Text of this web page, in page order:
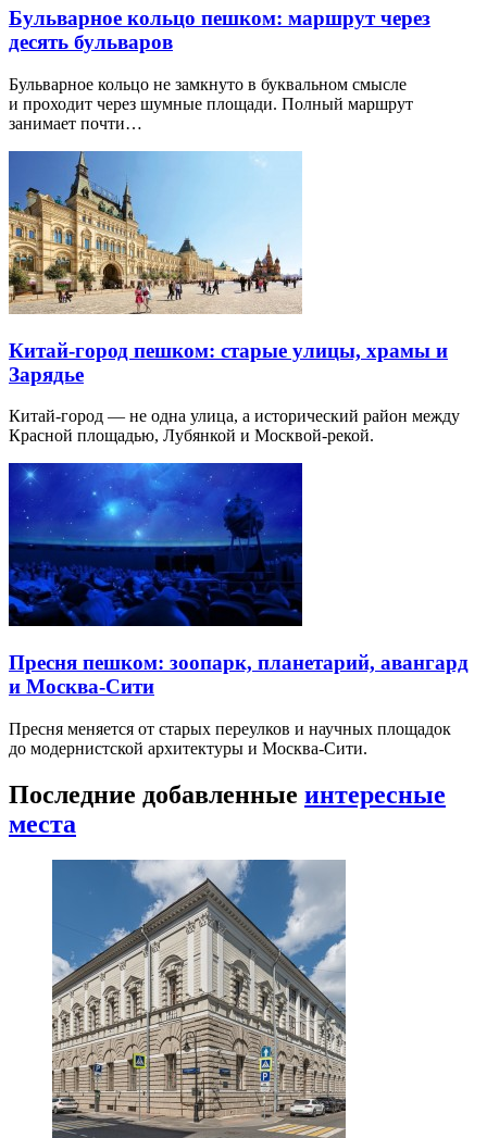
Бульварное кольцо пешком: маршрут через
десять бульваров
Бульварное кольцо не замкнуто в буквальном смысле
и проходит через шумные площади. Полный маршрут
занимает почти…
Китай-город пешком: старые улицы, храмы и
Зарядье
Китай-город — не одна улица, а исторический район между
Красной площадью, Лубянкой и Москвой-рекой.
Пресня пешком: зоопарк, планетарий, авангард
и Москва-Сити
Пресня меняется от старых переулков и научных площадок
до модернистской архитектуры и Москва-Сити.
Последние добавленные интересные
места